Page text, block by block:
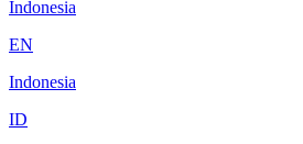
Indonesia
EN
Indonesia
ID